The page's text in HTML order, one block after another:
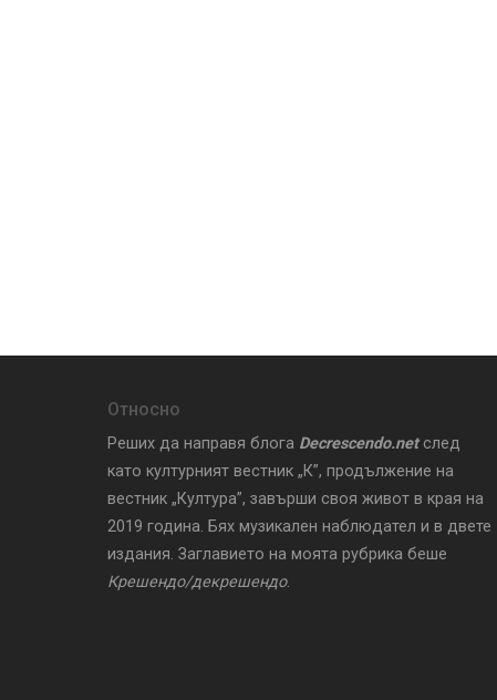
Относно
Реших да направя блога Decrescendo.net след
като културният вестник „К”, продължение на
вестник „Култура”, завърши своя живот в края на
2019 година. Бях музикален наблюдател и в двете
издания. Заглавието на моята рубрика беше
Крешендо/декрешендо.